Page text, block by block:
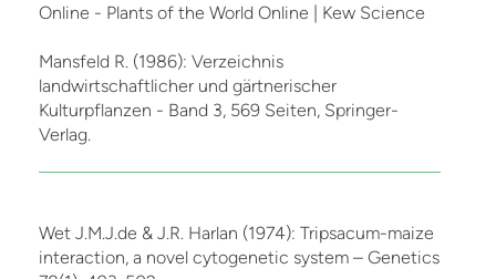
Online - Plants of the World Online | Kew Science
Mansfeld R. (1986): Verzeichnis
landwirtschaftlicher und gärtnerischer
Kulturpflanzen - Band 3, 569 Seiten, Springer-
Verlag.
Wet J.M.J.de & J.R. Harlan (1974): Tripsacum-maize
interaction, a novel cytogenetic system – Genetics